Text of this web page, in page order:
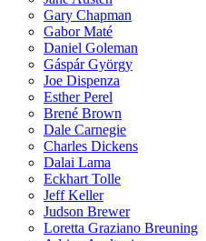
Gary Chapman
Gabor Maté
Daniel Goleman
Gáspár György
Joe Dispenza
Esther Perel
Brené Brown
Dale Carnegie
Charles Dickens
Dalai Lama
Eckhart Tolle
Jeff Keller
Judson Brewer
Loretta Graziano Breuning